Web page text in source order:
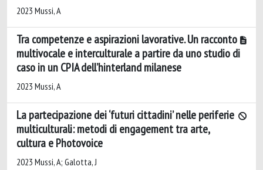
2023 Mussi, A
Tra competenze e aspirazioni lavorative. Un racconto
multivocale e interculturale a partire da uno studio di
caso in un CPIA dell’hinterland milanese
2023 Mussi, A
La partecipazione dei ‘futuri cittadini’ nelle periferie
multiculturali: metodi di engagement tra arte,
cultura e Photovoice
2023 Mussi, A; Galotta, J